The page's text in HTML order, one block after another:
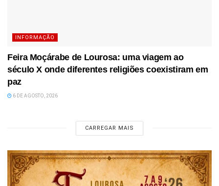
INFORMAÇÃO
Feira Moçárabe de Lourosa: uma viagem ao
século X onde diferentes religiões coexistiram em
paz
6 DE AGOSTO, 2026
CARREGAR MAIS